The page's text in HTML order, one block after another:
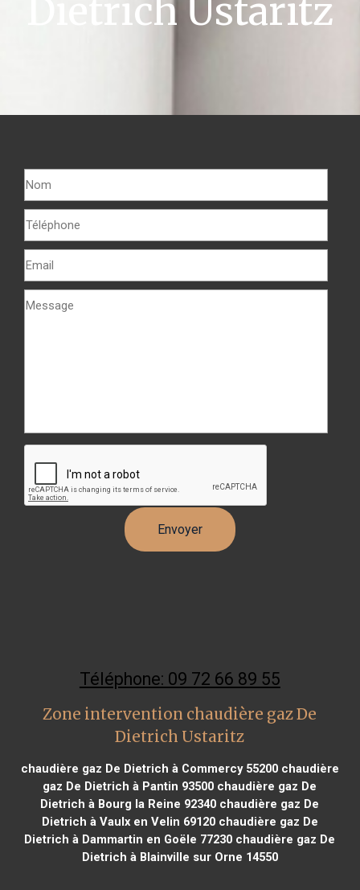
Dietrich Ustaritz
Téléphone: 09 72 66 89 55
Zone intervention chaudière gaz De
Dietrich Ustaritz
chaudière gaz De Dietrich à Commercy 55200chaudière
gaz De Dietrich à Pantin 93500 chaudière gaz De
Dietrich à Bourg la Reine 92340 chaudière gaz De
Dietrich à Vaulx en Velin 69120chaudière gaz De
Dietrich à Dammartin en Goële 77230 chaudière gaz De
Dietrich à Blainville sur Orne 14550